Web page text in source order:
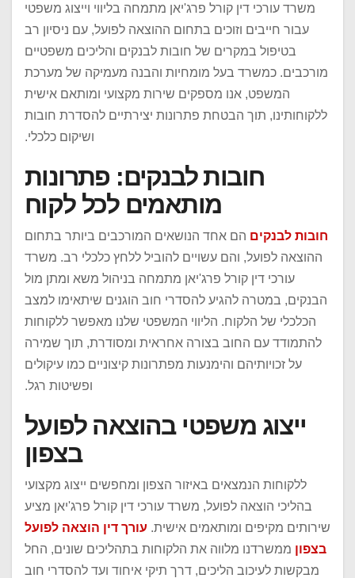
משרד עורכי דין קורל פרג'יאן מתמחה בליווי וייצוג משפטי
עבור חייבים וזוכים בתחום ההוצאה לפועל, עם ניסיון רב
בטיפול במקרים של חובות לבנקים והליכים משפטיים
מורכבים. כמשרד בעל מומחיות והבנה מעמיקה של מערכת
המשפט, אנו מספקים שירות מקצועי ומותאם אישית
ללקוחותינו, תוך הבטחת פתרונות יצירתיים להסדרת חובות
ושיקום כלכלי.
חובות לבנקים: פתרונות
מותאמים לכל לקוח
חובות לבנקים הם אחד הנושאים המורכבים ביותר בתחום
ההוצאה לפועל, והם עשויים להוביל ללחץ כלכלי רב. משרד
עורכי דין קורל פרג'יאן מתמחה בניהול משא ומתן מול
הבנקים, במטרה להגיע להסדרי חוב הוגנים שיתאימו למצב
הכלכלי של הלקוח. הליווי המשפטי שלנו מאפשר ללקוחות
להתמודד עם החוב בצורה אחראית ומסודרת, תוך שמירה
על זכויותיהם והימנעות מפתרונות קיצוניים כמו עיקולים
ופשיטות רגל.
ייצוג משפטי בהוצאה לפועל
בצפון
ללקוחות הנמצאים באיזור הצפון ומחפשים ייצוג מקצועי
בהליכי הוצאה לפועל, משרד עורכי דין קורל פרג'יאן מציע
שירותים מקיפים ומותאמים אישית. עורך דין הוצאה לפועל
בצפון ממשרדנו מלווה את הלקוחות בתהליכים שונים, החל
מבקשות לעיכוב הליכים, דרך תיקי איחוד ועד להסדרי חוב